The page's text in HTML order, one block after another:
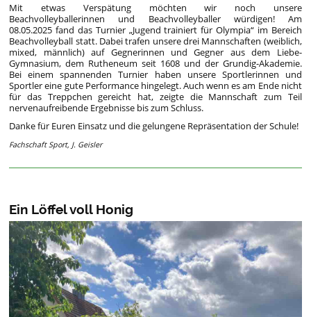
Mit etwas Verspätung möchten wir noch unsere
Beachvolleyballerinnen und Beachvolleyballer würdigen! Am
08.05.2025 fand das Turnier „Jugend trainiert für Olympia“ im Bereich
Beachvolleyball statt. Dabei trafen unsere drei Mannschaften (weiblich,
mixed, männlich) auf Gegnerinnen und Gegner aus dem Liebe-
Gymnasium, dem Rutheneum seit 1608 und der Grundig-Akademie.
Bei einem spannenden Turnier haben unsere Sportlerinnen und
Sportler eine gute Performance hingelegt. Auch wenn es am Ende nicht
für das Treppchen gereicht hat, zeigte die Mannschaft zum Teil
nervenaufreibende Ergebnisse bis zum Schluss.
Danke für Euren Einsatz und die gelungene Repräsentation der Schule!
Fachschaft Sport, J. Geisler
Ein Löffel voll Honig